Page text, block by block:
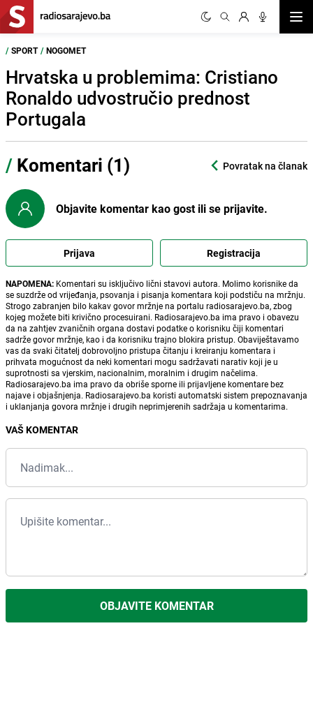
/ SPORT / NOGOMET
Hrvatska u problemima: Cristiano
Ronaldo udvostručio prednost
Portugala
/ Komentari (1) Povratak na članak
Objavite komentar kao gost ili se prijavite.
Prijava Registracija
NAPOMENA: Komentari su isključivo lični stavovi autora. Molimo korisnike da
se suzdrže od vrijeđanja, psovanja i pisanja komentara koji podstiču na mržnju.
Strogo zabranjen bilo kakav govor mržnje na portalu radiosarajevo.ba, zbog
kojeg možete biti krivično procesuirani. Radiosarajevo.ba ima pravo i obavezu
da na zahtjev zvaničnih organa dostavi podatke o korisniku čiji komentari
sadrže govor mržnje, kao i da korisniku trajno blokira pristup. Obaviještavamo
vas da svaki čitatelj dobrovoljno pristupa čitanju i kreiranju komentara i
prihvata mogućnost da neki komentari mogu sadržavati narativ koji je u
suprotnosti sa vjerskim, nacionalnim, moralnim i drugim načelima.
Radiosarajevo.ba ima pravo da obriše sporne ili prijavljene komentare bez
najave i objašnjenja. Radiosarajevo.ba koristi automatski sistem prepoznavanja
i uklanjanja govora mržnje i drugih neprimjerenih sadržaja u komentarima.
VAŠ KOMENTAR
OBJAVITE KOMENTAR